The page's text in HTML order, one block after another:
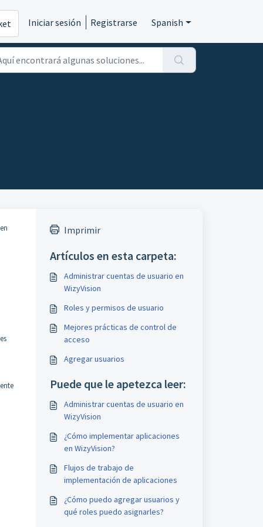
Iniciar sesión Registrarse Spanish
Imprimir
Artículos en esta carpeta:
Administrar cuentas de usuario en
WizyVision
Roles y permisos de usuario
Mejores prácticas de control de
acceso
Agregar usuarios
Puede que le apetezca leer:
Administrar cuentas de usuario en
WizyVision
¿Cómo implementar aplicaciones
en WizyVision?
Flujos de trabajo de
implementación de aplicaciones
¿Cómo puedo agregar usuarios y
qué roles puedo asignarles?